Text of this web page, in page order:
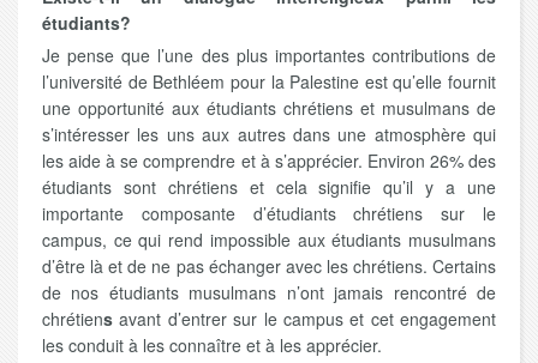
étudiants?
Je pense que l’une des plus importantes contributions de
l’université de Bethléem pour la Palestine est qu’elle fournit
une opportunité aux étudiants chrétiens et musulmans de
s’intéresser les uns aux autres dans une atmosphère qui
les aide à se comprendre et à s’apprécier. Environ 26% des
étudiants sont chrétiens et cela signifie qu’il y a une
importante composante d’étudiants chrétiens sur le
campus, ce qui rend impossible aux étudiants musulmans
d’être là et de ne pas échanger avec les chrétiens. Certains
de nos étudiants musulmans n’ont jamais rencontré de
chrétiensavant d’entrer sur le campus et cet engagement
les conduit à les connaître et à les apprécier.